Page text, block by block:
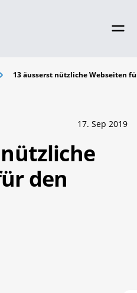
13 äusserst nützliche Webseiten
17. Sep 2019
den